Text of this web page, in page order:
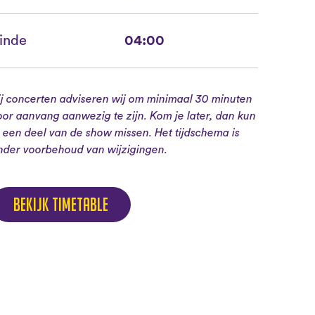
04:00
concerten adviseren wij om minimaal 30 minuten
aanvang aanwezig te zijn. Kom je later, dan kun
een deel van de show missen. Het tijdschema is
voorbehoud van wijzigingen.
Bekijk timetable